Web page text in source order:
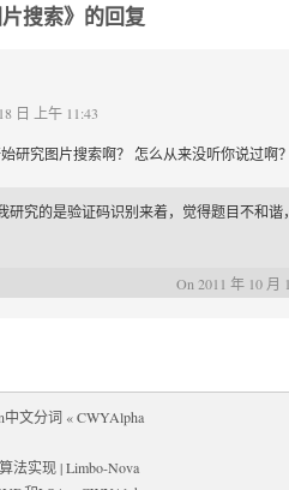
搜索》的回复
日 上午 11:43
研究图片搜索啊？ 怎么从来没听你说过啊
On 2011 年 10 月
研究的是验证码识别来着，觉得题目不和谐
中文分词 « CWYAlpha
法实现 | Limbo-Nova